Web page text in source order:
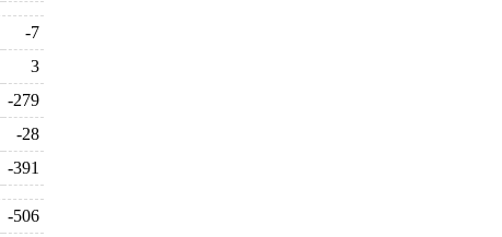
-7
3
-279
-28
-391
-506